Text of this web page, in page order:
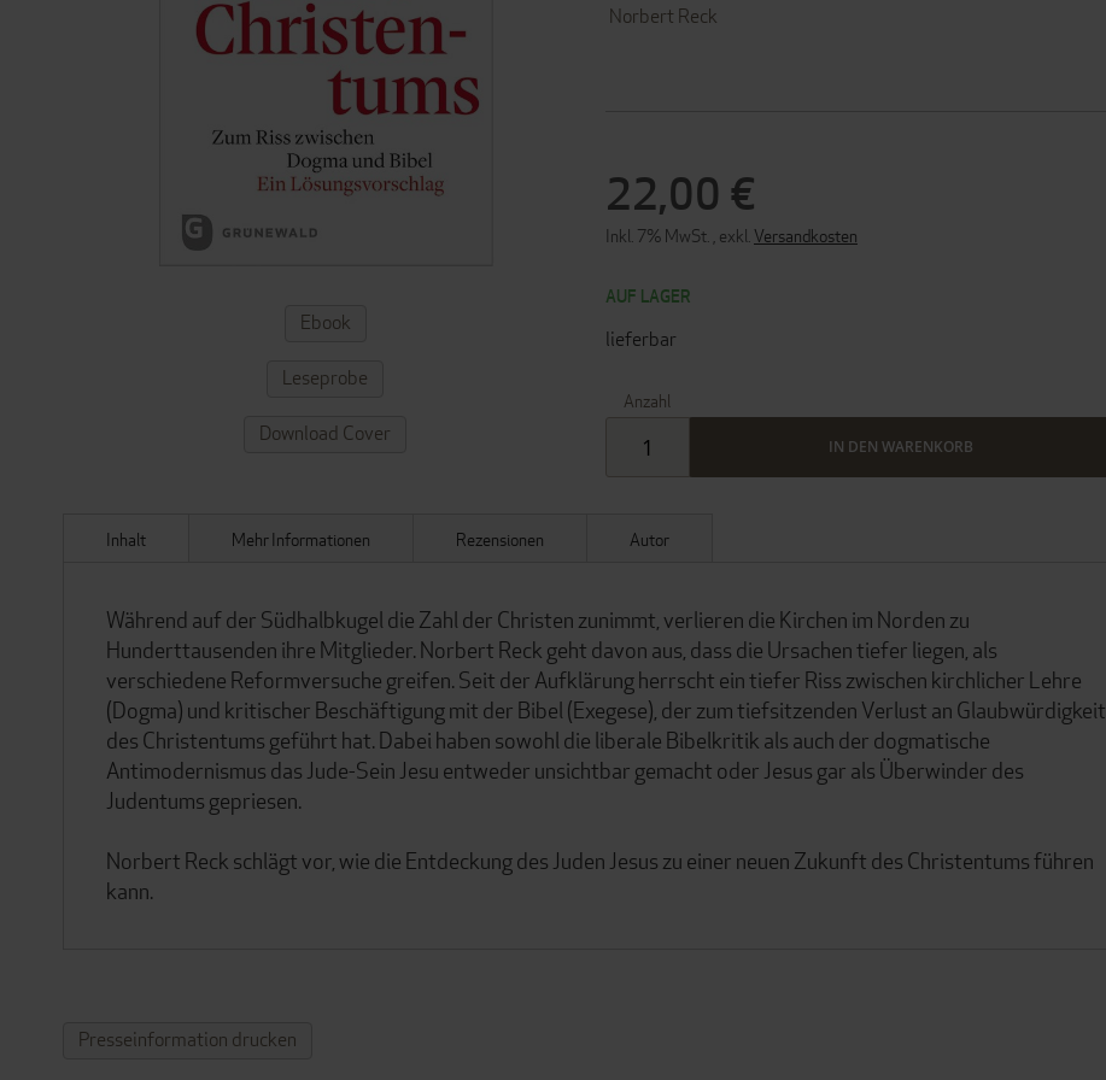
Norbert Reck
22,00 €
Inkl. 7% MwSt. , exkl. Versandkosten
AUF LAGER
lieferbar
Anzahl
IN DEN WARENKORB
ZUM
ANFANG
BILDERGALERIE
Ebook
Leseprobe
Download Cover
Inhalt
Während auf der Südhalbkugel die Zahl der Christen zunimmt, verlieren die Kirchen im Norden zu
Hunderttausenden ihre Mitglieder. Norbert Reck geht davon aus, dass die Ursachen tiefer liegen, als
verschiedene Reformversuche greifen. Seit der Aufklärung herrscht ein tiefer Riss zwischen kirchlicher Lehre
(Dogma) und kritischer Beschäftigung mit der Bibel (Exegese), der zum tiefsitzenden Verlust an Glaubwürdigkeit
des Christentums geführt hat. Dabei haben sowohl die liberale Bibelkritik als auch der dogmatische
Antimodernismus das Jude-Sein Jesu entweder unsichtbar gemacht oder Jesus gar als Überwinder des
Judentums gepriesen.
Norbert Reck schlägt vor, wie die Entdeckung des Juden Jesus zu einer neuen Zukunft des Christentums führen
kann.
Mehr Informationen Rezensionen Autor
Presseinformation drucken